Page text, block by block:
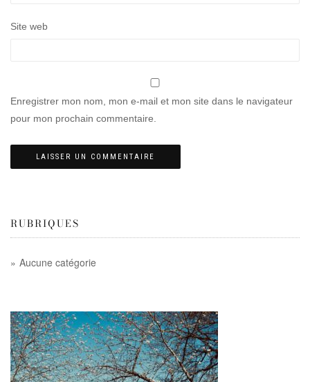
Site web
Enregistrer mon nom, mon e-mail et mon site dans le navigateur
pour mon prochain commentaire.
RUBRIQUES
Aucune catégorie